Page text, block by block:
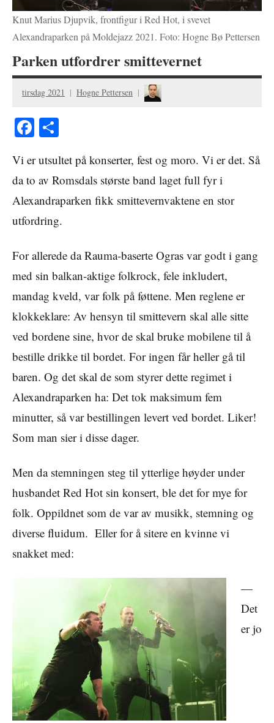
Knut Marius Djupvik, frontfigur i Red Hot, i svevet
Alexandraparken på Moldejazz 2021. Foto: Hogne Bø Pettersen
Parken utfordrer smittevernet
tirsdag 2021 Hogne Pettersen
Facebook
Vi er utsultet på konserter, fest og moro. Vi er det. Så
da to av Romsdals største band laget full fyr i
Alexandraparken fikk smittevernvaktene en stor
utfordring.
For allerede da Rauma-baserte Ogras var godt i gang
med sin balkan-aktige folkrock, fele inkludert,
mandag kveld, var folk på føttene. Men reglene er
klokkeklare: Av hensyn til smittevern skal alle sitte
ved bordene sine, hvor de skal bruke mobilene til å
bestille drikke til bordet. For ingen får heller gå til
baren. Og det skal de som styrer dette regimet i
Alexandraparken ha: Det tok maksimum fem
minutter, så var bestillingen levert ved bordet. Liker!
Som man sier i disse dager.
Men da stemningen steg til ytterlige høyder under
husbandet Red Hot sin konsert, ble det for mye for
folk. Oppildnet som de var av musikk, stemning og
diverse fluidum. Eller for å sitere en kvinne vi
snakket med:
—
Det
er jo